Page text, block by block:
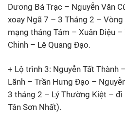
Dương Bá Trạc – Nguyễn Văn
xoay Ngã 7 – 3 Tháng 2 – Vòng
mạng tháng Tám – Xuân Diệu
Chinh – Lê Quang Đạo.
+ Lộ trình 3: Nguyễn Tất Thành
Lãnh – Trần Hưng Đạo –
3 tháng 2 – Lý Thường Kiệt – đi
Tân Sơn Nhất).